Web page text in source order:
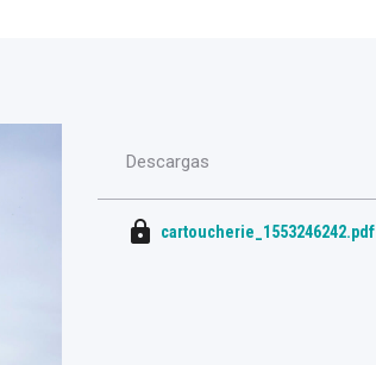
Descargas
lock cartoucherie_1553246242.pdf